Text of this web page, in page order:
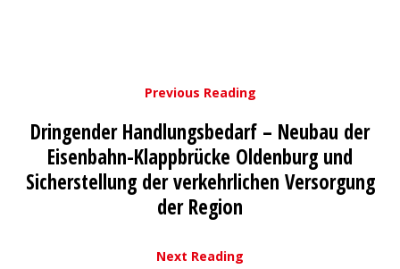
Previous Reading
Dringender Handlungsbedarf – Neubau der
Eisenbahn-Klappbrücke Oldenburg und
Sicherstellung der verkehrlichen Versorgung
der Region
Next Reading